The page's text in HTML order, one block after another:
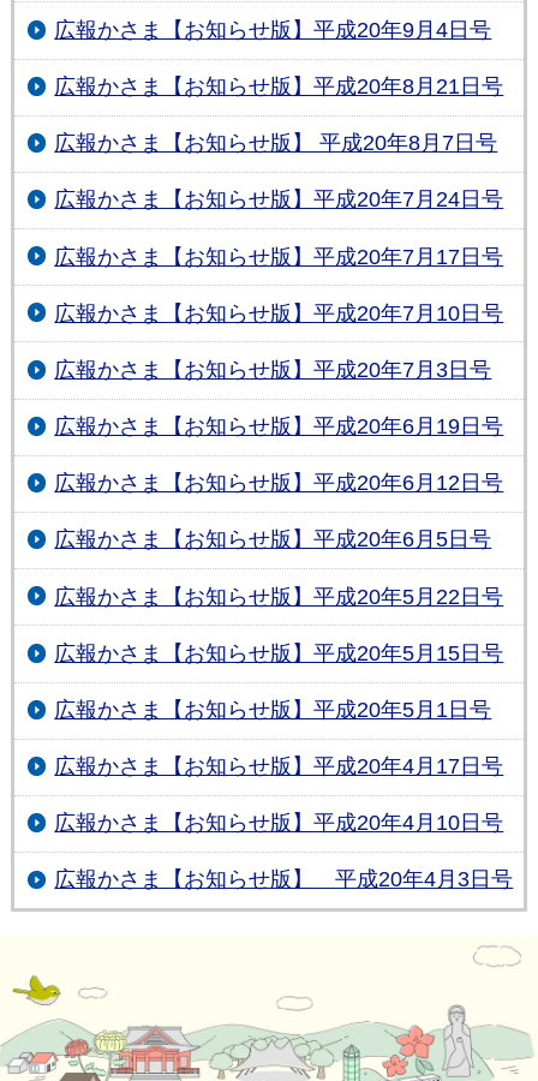
広報かさま【お知らせ版】平成20年9月4日号
広報かさま【お知らせ版】平成20年8月21日号
広報かさま【お知らせ版】 平成20年8月7日号
広報かさま【お知らせ版】平成20年7月24日号
広報かさま【お知らせ版】平成20年7月17日号
広報かさま【お知らせ版】平成20年7月10日号
広報かさま【お知らせ版】平成20年7月3日号
広報かさま【お知らせ版】平成20年6月19日号
広報かさま【お知らせ版】平成20年6月12日号
広報かさま【お知らせ版】平成20年6月5日号
広報かさま【お知らせ版】平成20年5月22日号
広報かさま【お知らせ版】平成20年5月15日号
広報かさま【お知らせ版】平成20年5月1日号
広報かさま【お知らせ版】平成20年4月17日号
広報かさま【お知らせ版】平成20年4月10日号
広報かさま【お知らせ版】 平成20年4月3日号